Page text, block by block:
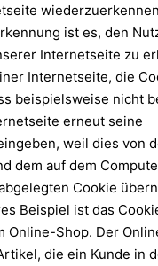
ist es, den
Internetseite zu
Internetseite, die
beispielsweise nicht
erneut seine
weil dies von
dem auf dem
Cookie
Beispiel ist das
Online-Shop. Der
die ein Kunde in